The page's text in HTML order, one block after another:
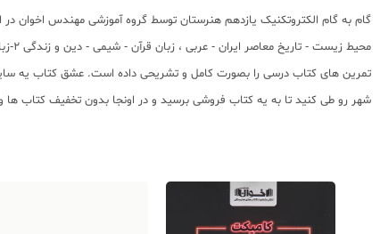
تمرین های کتاب درسی را بصورت کامل و تشریحی داده است. عشق کتاب یه
شهر رو طی کنید تا به یه کتاب فروشی برسید و در اونجا بدون تخفیف کتاب ها و